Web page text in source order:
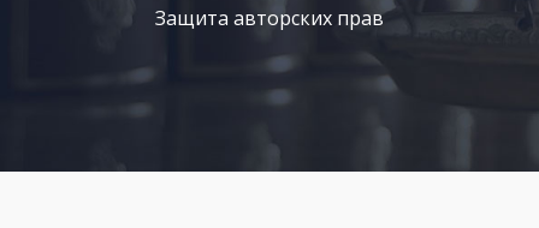
Защита авторских прав